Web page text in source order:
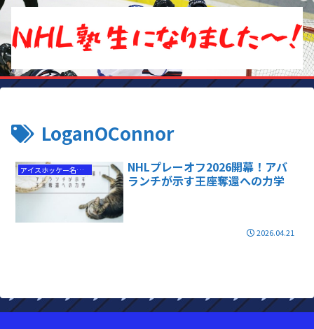
LoganOConnor
アイスホッケー名勝負
NHLプレーオフ2026開幕！アバ
ランチが示す王座奪還への力学
2026.04.21